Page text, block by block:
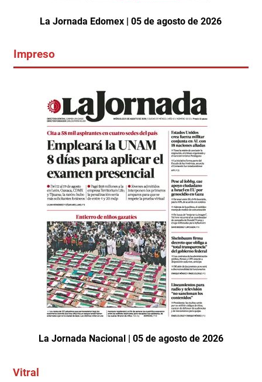
La Jornada Edomex | 05 de agosto de 2026
Impreso
La Jornada Nacional | 05 de agosto de 2026
Vitral